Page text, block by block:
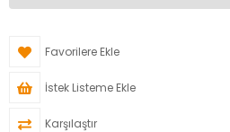
Favorilere Ekle
İstek Listeme Ekle
Karşılaştır